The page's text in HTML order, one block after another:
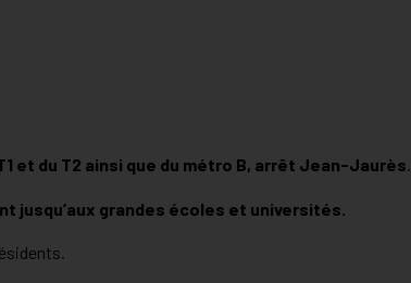
et du T2 ainsi que du métro B, arrêt Jean-Jaurès.
jusqu’aux grandes écoles et universités.